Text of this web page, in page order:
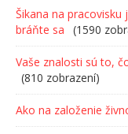
Šikana na
bráňte sa
(1590
Vaše znalosti sú to,
(810 zobrazení)
Ako na založenie